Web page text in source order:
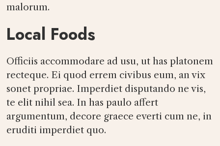
malorum.
Local Foods
Officiis accommodare ad usu, ut has platonem
recteque. Ei quod errem civibus eum, an vix
sonet propriae. Imperdiet disputando ne vis,
te elit nihil sea. In has paulo affert
argumentum, decore graece everti cum ne, in
eruditi imperdiet quo.